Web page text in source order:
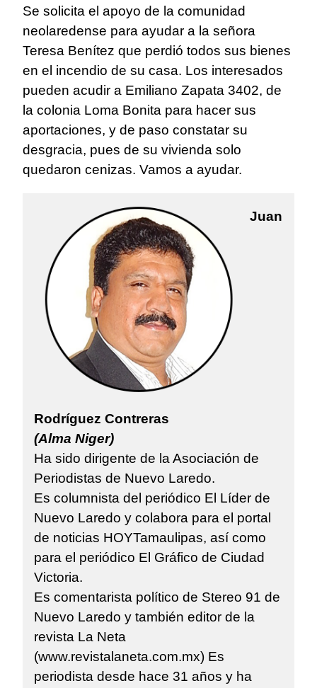
Se solicita el apoyo de la comunidad
neolaredense para ayudar a la señora
Teresa Benítez que perdió todos sus bienes
en el incendio de su casa. Los interesados
pueden acudir a Emiliano Zapata 3402, de
la colonia Loma Bonita para hacer sus
aportaciones, y de paso constatar su
desgracia, pues de su vivienda solo
quedaron cenizas. Vamos a ayudar.
Juan
Rodríguez Contreras
(Alma Niger)
Ha sido dirigente de la Asociación de
Periodistas de Nuevo Laredo.
Es columnista del periódico El Líder de
Nuevo Laredo y colabora para el portal
de noticias HOYTamaulipas, así como
para el periódico El Gráfico de Ciudad
Victoria.
Es comentarista político de Stereo 91 de
Nuevo Laredo y también editor de la
revista La Neta
(www.revistalaneta.com.mx) Es
periodista desde hace 31 años y ha